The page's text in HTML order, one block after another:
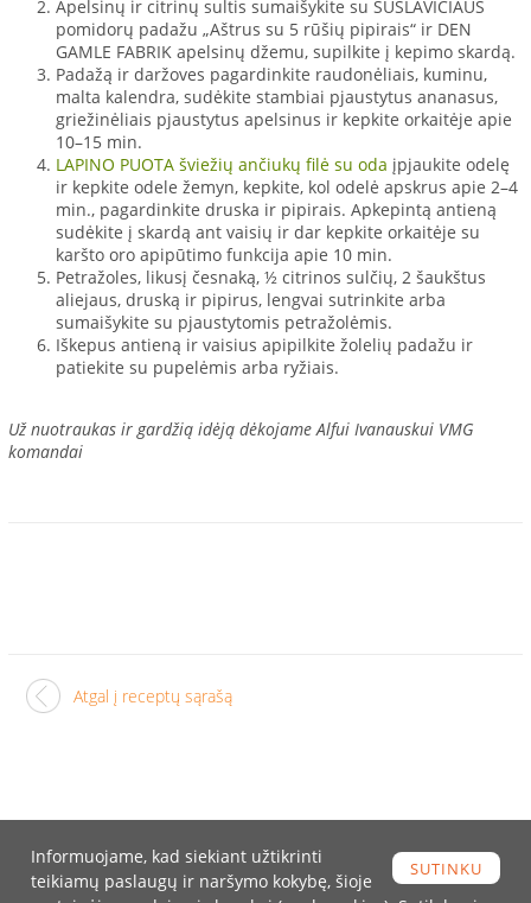
Apelsinų ir citrinų sultis sumaišykite su SUSLAVIČIAUS
pomidorų padažu „Aštrus su 5 rūšių pipirais“ ir DEN
GAMLE FABRIK apelsinų džemu, supilkite į kepimo skardą.
Padažą ir daržoves pagardinkite raudonėliais, kuminu,
malta kalendra, sudėkite stambiai pjaustytus ananasus,
griežinėliais pjaustytus apelsinus ir kepkite orkaitėje apie
10–15 min.
LAPINO PUOTA šviežių ančiukų filė su oda įpjaukite odelę
ir kepkite odele žemyn, kepkite, kol odelė apskrus apie 2–4
min., pagardinkite druska ir pipirais. Apkepintą antieną
sudėkite į skardą ant vaisių ir dar kepkite orkaitėje su
karšto oro apipūtimo funkcija apie 10 min.
Petražoles, likusį česnaką, ½ citrinos sulčių, 2 šaukštus
aliejaus, druską ir pipirus, lengvai sutrinkite arba
sumaišykite su pjaustytomis petražolėmis.
Iškepus antieną ir vaisius apipilkite žolelių padažu ir
patiekite su pupelėmis arba ryžiais.
Už nuotraukas ir gardžią idėją dėkojame Alfui Ivanauskui VMG
komandai
Atgal į receptų sąrašą
SUTINKU
Informuojame, kad siekiant užtikrinti
teikiamų paslaugų ir naršymo kokybę, šioje